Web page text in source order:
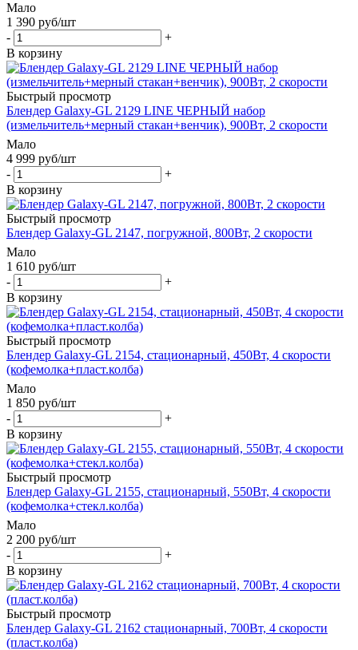
Мало
1 390 руб/шт
-
+
В корзину
Быстрый просмотр
Блендер Galaxy-GL 2129 LINE ЧЕРНЫЙ набор
(измельчитель+мерный стакан+венчик), 900Вт, 2 скорости
Мало
4 999 руб/шт
-
+
В корзину
Быстрый просмотр
Блендер Galaxy-GL 2147, погружной, 800Вт, 2 скорости
Мало
1 610 руб/шт
-
+
В корзину
Быстрый просмотр
Блендер Galaxy-GL 2154, стационарный, 450Вт, 4 скорости
(кофемолка+пласт.колба)
Мало
1 850 руб/шт
-
+
В корзину
Быстрый просмотр
Блендер Galaxy-GL 2155, стационарный, 550Вт, 4 скорости
(кофемолка+стекл.колба)
Мало
2 200 руб/шт
-
+
В корзину
Быстрый просмотр
Блендер Galaxy-GL 2162 стационарный, 700Вт, 4 скорости
(пласт.колба)